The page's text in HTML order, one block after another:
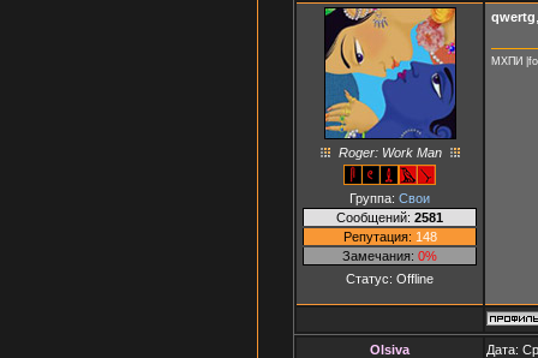
Roger: Work Man
Группа: Свои
Сообщений: 2581
Репутация: 148
Замечания: 0%
Статус: Offline
qwertg
МХПИ
Olsiva Дата: